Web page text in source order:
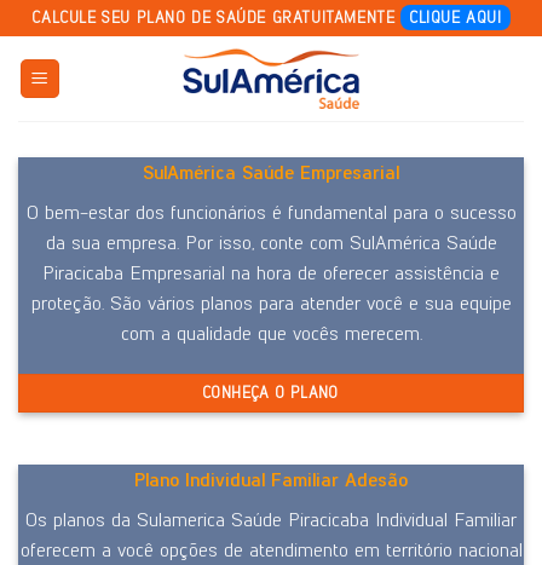
Skip
to
content
CALCULE SEU PLANO DE SAÚDE GRATUITAMENTE CLIQUE AQUI
SulAmérica Saúde Empresarial
O bem-estar dos funcionários é fundamental para o sucesso
da sua empresa. Por isso, conte com SulAmérica Saúde
Piracicaba Empresarial na hora de oferecer assistência e
proteção. São vários planos para atender você e sua equipe
com a qualidade que vocês merecem.
CONHEÇA O PLANO
Plano Individual Familiar Adesão
Os planos da Sulamerica Saúde Piracicaba Individual Familiar
oferecem a você opções de atendimento em território nacional